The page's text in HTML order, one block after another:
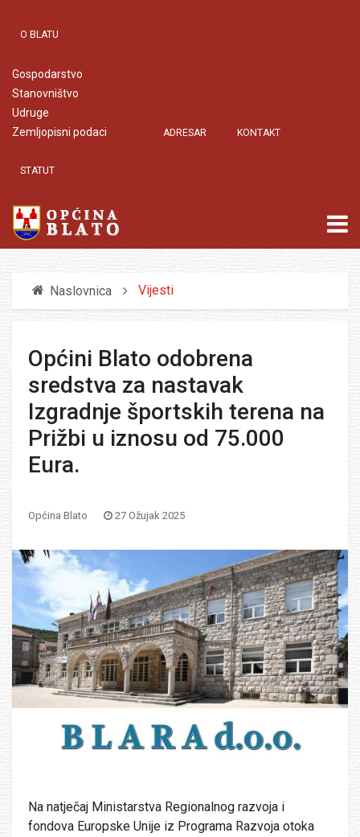
O BLATU
Gospodarstvo
Stanovništvo
Udruge
Zemljopisni podaci
ADRESAR KONTAKT
STATUT
Naslovnica Vijesti
Općini Blato odobrena
sredstva za nastavak
Izgradnje športskih terena na
Prižbi u iznosu od 75.000
Eura.
Općina Blato 27 Ožujak 2025
Na natječaj Ministarstva Regionalnog razvoja i
fondova Europske Unije iz Programa Razvoja otoka